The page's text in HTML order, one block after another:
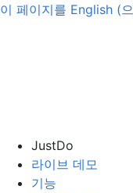
이 페이지를 English (
JustDo
라이브 데모
기능